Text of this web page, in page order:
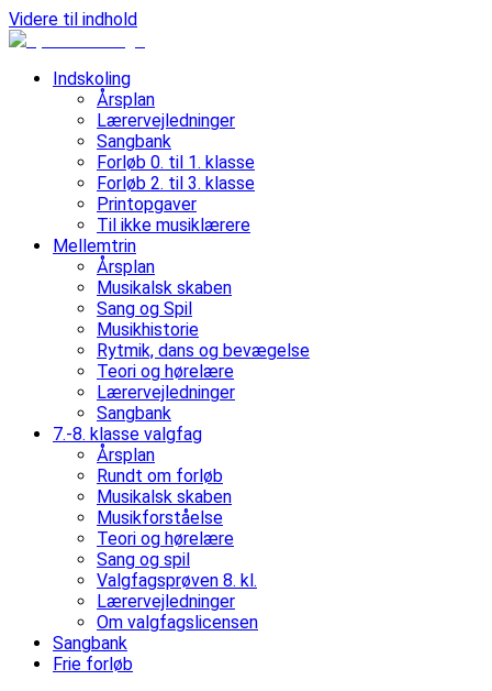
Videre til indhold
Indskoling
Årsplan
Lærervejledninger
Sangbank
Forløb 0. til 1. klasse
Forløb 2. til 3. klasse
Printopgaver
Til ikke musiklærere
Mellemtrin
Årsplan
Musikalsk skaben
Sang og Spil
Musikhistorie
Rytmik, dans og bevægelse
Teori og hørelære
Lærervejledninger
Sangbank
7.-8. klasse valgfag
Årsplan
Rundt om forløb
Musikalsk skaben
Musikforståelse
Teori og hørelære
Sang og spil
Valgfagsprøven 8. kl.
Lærervejledninger
Om valgfagslicensen
Sangbank
Frie forløb